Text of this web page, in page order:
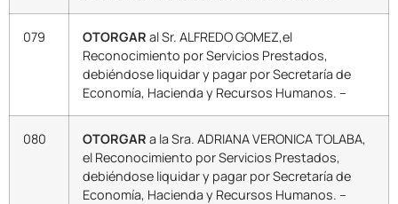
079 OTORGAR al Sr. ALFREDO GOMEZ,el
Reconocimiento por Servicios Prestados,
debiéndose liquidar y pagar por Secretaría de
Economía, Hacienda y Recursos Humanos. –
080 OTORGAR a la Sra. ADRIANA VERONICA TOLABA,
el Reconocimiento por Servicios Prestados,
debiéndose liquidar y pagar por Secretaría de
Economía, Hacienda y Recursos Humanos. –